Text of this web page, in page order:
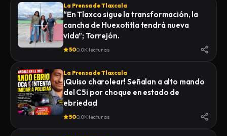
La Prensa de Tlaxcala
“En Tlaxco sigue la transformación, la
cancha de Huexotitla tendrá nueva
vida”; Torrejón.
500.0K lecturas
La Prensa de Tlaxcala
¡Quiso charolear! Señalan a alto mando
del C5i por choque en estado de
ebriedad
500.0K lecturas